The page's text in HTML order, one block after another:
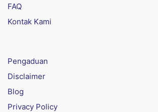
FAQ
Kontak Kami
Pengaduan
Disclaimer
Blog
Privacy Policy